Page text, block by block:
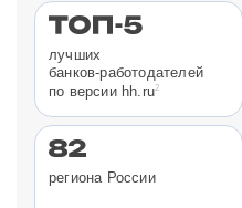
лучших
банков-работодателей
по версии hh.ru2
региона России